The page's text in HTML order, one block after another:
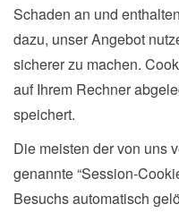
Schaden an und
dazu, unser Angebot
sicherer zu machen.
auf Ihrem Rechner
speichert.
Die meisten der von uns
genannte “Session-
Besuchs automatisch